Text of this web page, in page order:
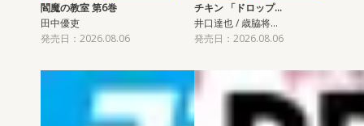
閻魔の教室 第6巻
田中優吏
発売日：2026.08.06
チキン 「ドロップ…
井口達也 / 歳脇将…
発売日：2026.08.06